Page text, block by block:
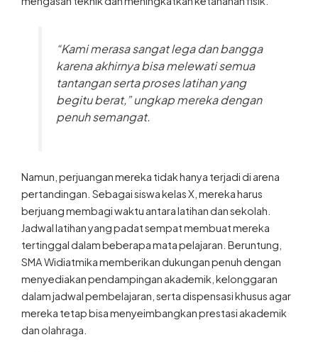
karena akhirnya bisa melewati semua
tantangan serta proses latihan yang
begitu berat,”ungkap mereka dengan
penuh semangat.
pertandingan. Sebagai siswa kelas X, mereka harus
berjuang membagi waktu antara latihan dan sekolah.
Jadwal latihan yang padat sempat membuat mereka
tertinggal dalam beberapa mata pelajaran. Beruntung,
SMA Widiatmika memberikan dukungan penuh dengan
menyediakan pendampingan akademik, kelonggaran
dalam jadwal pembelajaran, serta dispensasi khusus agar
mereka tetap bisa menyeimbangkan prestasi akademik
dan olahraga.